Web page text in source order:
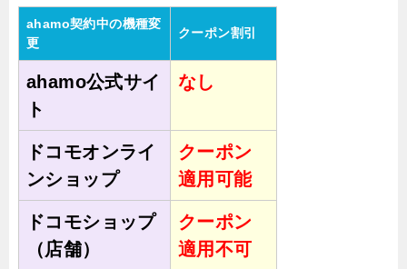
ahamo契約中の機種変
更
クーポン割引
ahamo公式サイ
ト
なし
ドコモオンライ
ンショップ
クーポン
適用可能
ドコモショップ
（店舗）
クーポン
適用不可